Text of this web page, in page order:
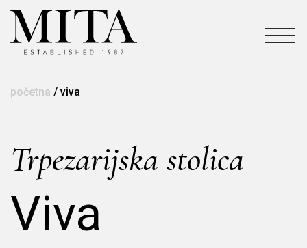
početna / viva
Trpezarijska stolica
Viva